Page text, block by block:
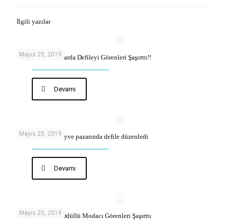
İlgili yazılar
Mayıs 25, 2019
Ünlü Modacı Pazarda Defileyi Görenleri Şaşırttı!!
Devamı
Mayıs 25, 2019
Modacı sebze meyve pazarında defile düzenledi
Devamı
Mayıs 25, 2019
Oxford Socrates Ödüllü Modacı Görenleri Şaşırttı